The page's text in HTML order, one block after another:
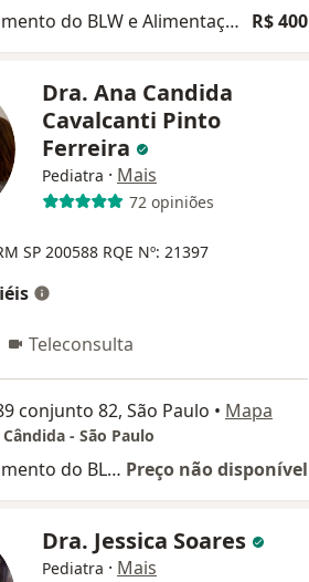
Acompanhamento do BLW e Alimentação participativa R$ 400
Dra. Ana Candida
Cavalcanti Pinto
Ferreira
Pediatra · Mais
72 opiniões
SP 200588 RQE Nº: 21397
Teleconsulta
conjunto 82, São Paulo • Mapa
- São Paulo
Acompanhamento do BLW e Alimentação participativa Preço não disponível
Dra. Jessica Soares
Pediatra · Mais